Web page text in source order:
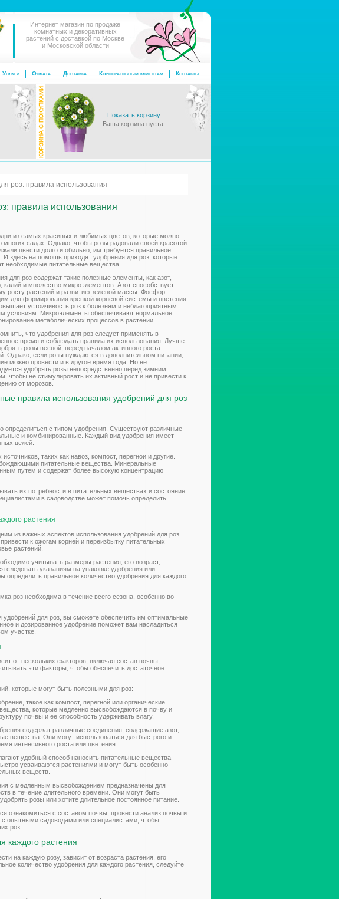
Интернет магазин по продаже
комнатных и декоративных
растений с доставкой по Москве
и Московской области
Контакты
Корпоративным клиентам
Доставка
Оплата
Услуги
Показать корзину
Ваша корзина пуста.
роз: правила использования
правила использования
из самых красивых и любимых цветов, которые можно
многих садах. Однако, чтобы розы радовали своей красотой
цвести долго и обильно, им требуется правильное
И здесь на помощь приходят удобрения для роз, которые
необходимые питательные вещества.
для роз содержат такие полезные элементы, как азот,
и множество микроэлементов. Азот способствует
росту растений и развитию зеленой массы. Фосфор
для формирования крепкой корневой системы и цветения.
устойчивость роз к болезням и неблагоприятным
условиям. Микроэлементы обеспечивают нормальное
метаболических процессов в растении.
что удобрения для роз следует применять в
время и соблюдать правила их использования. Лучше
розы весной, перед началом активного роста
Однако, если розы нуждаются в дополнительном питании,
можно провести и в другое время года. Но не
удобрять розы непосредственно перед зимним
чтобы не стимулировать их активный рост и не привести к
от морозов.
правила использования удобрений для роз
определиться с типом удобрения. Существуют различные
и комбинированные. Каждый вид удобрения имеет
целей.
таких как навоз, компост, перегнои и другие.
питательные вещества. Минеральные
путем и содержат более высокую концентрацию
их потребности в питательных веществах и состояние
в садоводстве может помочь определить
растения
из важных аспектов использования удобрений для роз.
к ожогам корней и переизбытку питательных
растений.
учитывать размеры растения, его возраст,
следовать указаниям на упаковке удобрения или
определить правильное количество удобрения для каждого
роз необходима в течение всего сезона, особенно во
для роз, вы сможете обеспечить им оптимальные
и дозированное удобрение поможет вам насладиться
участке.
от нескольких факторов, включая состав почвы,
эти факторы, чтобы обеспечить достаточное
которые могут быть полезными для роз:
такое как компост, перегной или органические
которые медленно высвобождаются в почву и
почвы и ее способность удерживать влагу.
содержат различные соединения, содержащие азот,
вещества. Они могут использоваться для быстрого и
интенсивного роста или цветения.
удобный способ наносить питательные вещества
усваиваются растениями и могут быть особенно
веществ.
с медленным высвобождением предназначены для
в течение длительного времени. Они могут быть
розы или хотите длительное постоянное питание.
ознакомиться с составом почвы, провести анализ почвы и
с опытными садоводами или специалистами, чтобы
роз.
каждого растения
на каждую розу, зависит от возраста растения, его
количество удобрения для каждого растения, следуйте